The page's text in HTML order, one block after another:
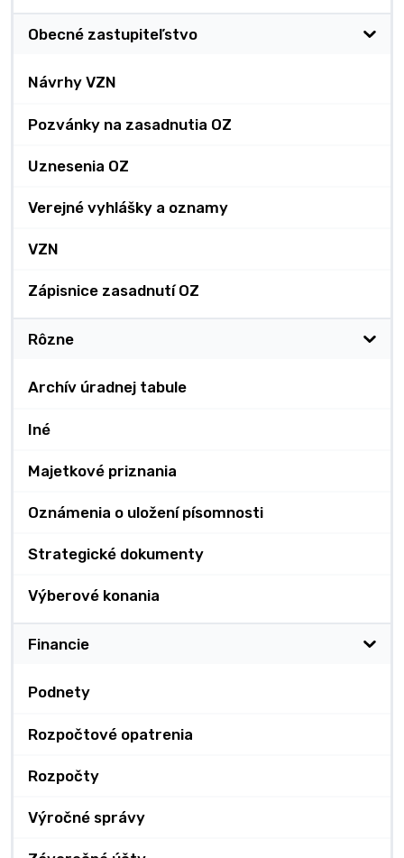
Obecné zastupiteľstvo
Návrhy VZN
Pozvánky na zasadnutia OZ
Uznesenia OZ
Verejné vyhlášky a oznamy
VZN
Zápisnice zasadnutí OZ
Rôzne
Archív úradnej tabule
Iné
Majetkové priznania
Oznámenia o uložení písomnosti
Strategické dokumenty
Výberové konania
Financie
Podnety
Rozpočtové opatrenia
Rozpočty
Výročné správy